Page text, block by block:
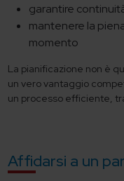
garantire
mantenere la
momento
La pianificazione non è
un vero vantaggio
un processo efficiente,
Affidarsi a un